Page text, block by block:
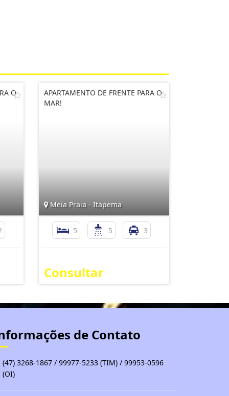
O
APARTAMENTO DE FRENTE PARA O
MAR!
Meia Praia - Itapema
5 5 3
Consultar
de Contato
(47) 3268-1867 / 99977-5233 (TIM) / 99953-0596
(OI)